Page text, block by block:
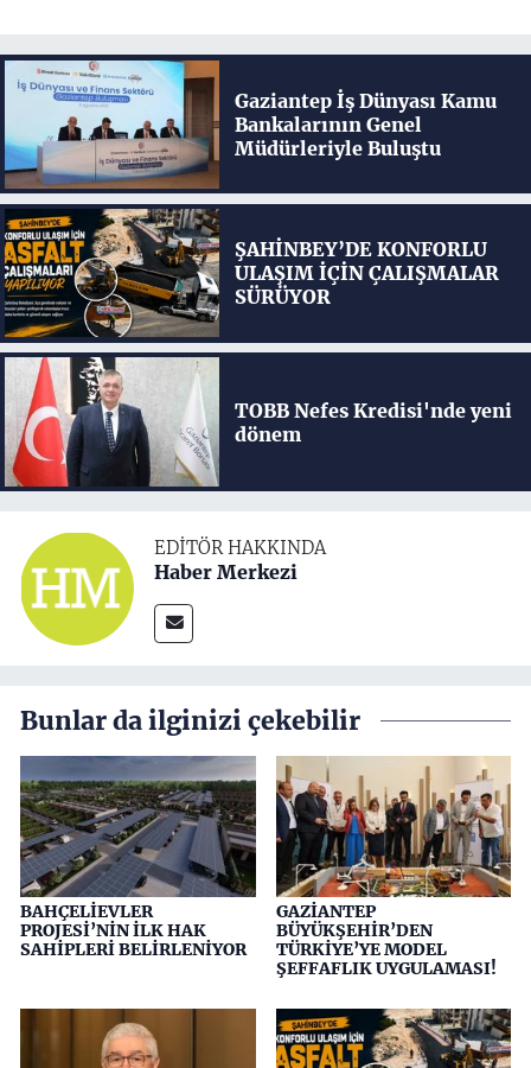
Gaziantep İş Dünyası Kamu
Bankalarının Genel
Müdürleriyle Buluştu
ŞAHİNBEY’DE KONFORLU
ULAŞIM İÇİN ÇALIŞMALAR
SÜRÜYOR
TOBB Nefes Kredisi'nde yeni
dönem
EDITÖR HAKKINDA
Haber Merkezi
Bunlar da ilginizi çekebilir
BAHÇELİEVLER
PROJESİ’NİN İLK HAK
SAHİPLERİ BELİRLENİYOR
GAZİANTEP
BÜYÜKŞEHİR’DEN
TÜRKİYE’YE MODEL
ŞEFFAFLIK UYGULAMASI!